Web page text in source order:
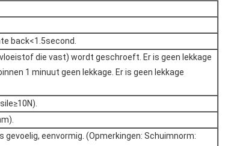
back<1.5second.
die vast) wordt geschroeft. Er is geen lekkage
1 minuut geen lekkage. Er is geen lekkage
eenvormig. (Opmerkingen: Schuimnorm: